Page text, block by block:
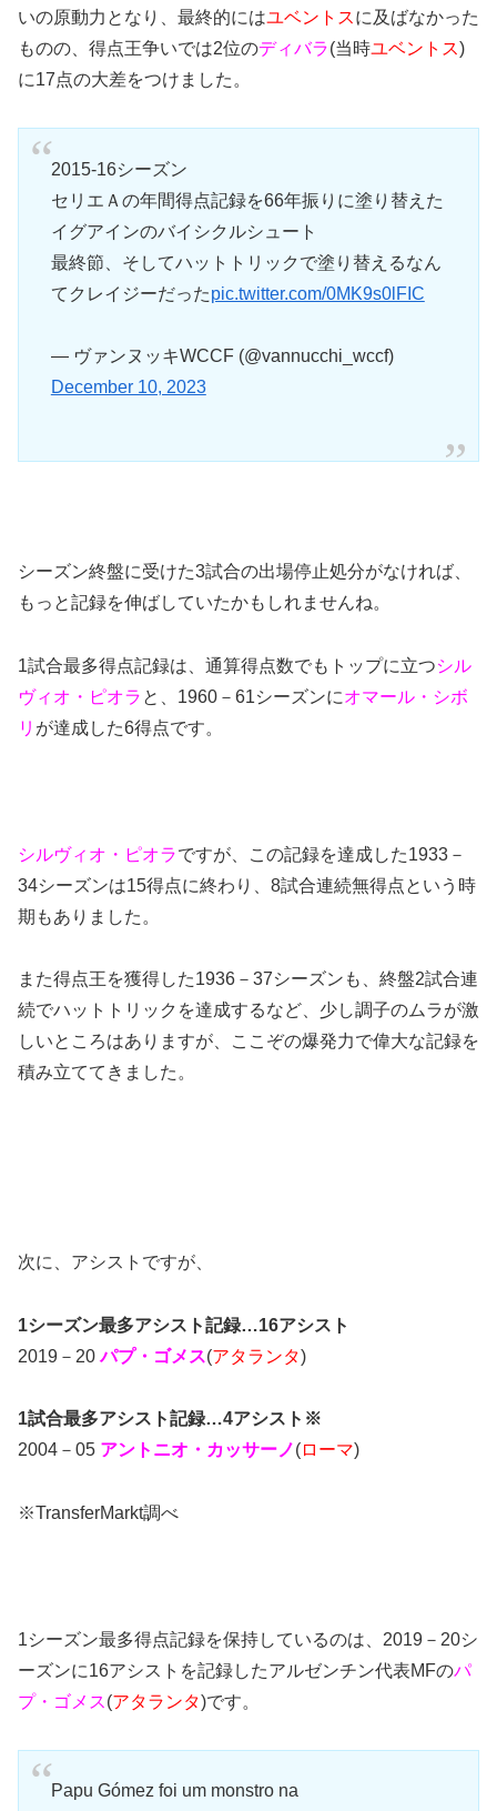
いの原動力となり、最終的にはユベントスに及ばなかった
ものの、得点王争いでは2位のディバラ(当時ユベントス)
に17点の大差をつけました。
2015-16シーズン
セリエＡの年間得点記録を66年振りに塗り替えた
イグアインのバイシクルシュート
最終節、そしてハットトリックで塗り替えるなん
てクレイジーだったpic.twitter.com/0MK9s0lFIC
— ヴァンヌッキWCCF (@vannucchi_wccf)
December 10, 2023
シーズン終盤に受けた3試合の出場停止処分がなければ、
もっと記録を伸ばしていたかもしれませんね。
1試合最多得点記録は、通算得点数でもトップに立つシル
ヴィオ・ピオラ と、1960－61シーズンにオマール・シボ
リ が達成した6得点です。
シルヴィオ・ピオラですが、この記録を達成した1933－
34シーズンは15得点に終わり、8試合連続無得点という時
期もありました。
また得点王を獲得した1936－37シーズンも、終盤2試合連
続でハットトリックを達成するなど、少し調子のムラが激
しいところはありますが、ここぞの爆発力で偉大な記録を
積み立ててきました。
次に、アシストですが、
1シーズン最多アシスト記録…16アシスト
2019－20パプ・ゴメス(アタランタ)
1試合最多アシスト記録…4アシスト※
2004－05 アントニオ・カッサーノ(ローマ)
※TransferMarkt調べ
1シーズン最多得点記録を保持しているのは、2019－20シ
ーズンに16アシストを記録したアルゼンチン代表MFのパ
プ・ゴメス(アタランタ)です。
Papu Gómez foi um monstro na